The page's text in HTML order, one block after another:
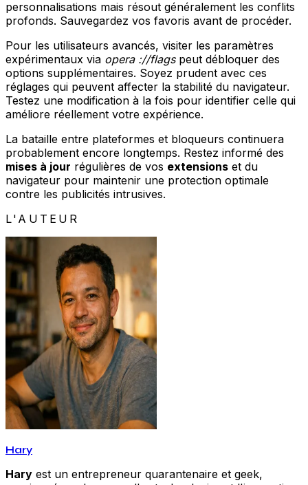
personnalisations mais résout généralement les conflits
profonds. Sauvegardez vos favoris avant de procéder.
Pour les utilisateurs avancés, visiter les paramètres
expérimentaux via opera ://flagspeut débloquer des
options supplémentaires. Soyez prudent avec ces
réglages qui peuvent affecter la stabilité du navigateur.
Testez une modification à la fois pour identifier celle qui
améliore réellement votre expérience.
La bataille entre plateformes et bloqueurs continuera
probablement encore longtemps. Restez informé des
mises à jour régulières de vos extensions et du
navigateur pour maintenir une protection optimale
contre les publicités intrusives.
L'AUTEUR
Hary
Hary est un entrepreneur quarantenaire et geek,